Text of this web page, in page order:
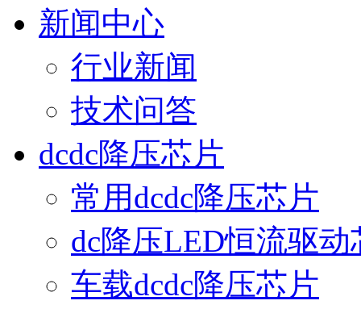
新闻中心
行业新闻
技术问答
dcdc降压芯片
常用dcdc降压芯片
dc降压LED恒流驱动
车载dcdc降压芯片